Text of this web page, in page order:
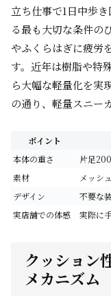
立ち仕事で1日中歩
る最も大切な条件の
やふくらはぎに疲労
す。近年は樹脂や特
ら大幅な軽量化を実
の通り、軽量スニー
ポイント
本体の重さ
片足
素材
メッシ
デザイン
不要な
実店舗での体感
実際に
クッション
メカニズム